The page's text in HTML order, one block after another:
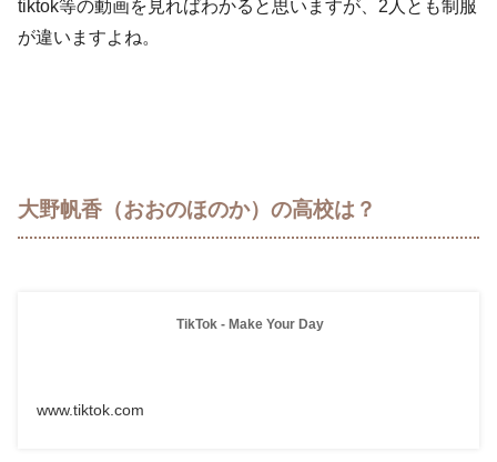
tiktok等の動画を見ればわかると思いますが、2人とも制服
が違いますよね。
大野帆香（おおのほのか）の高校は？
TikTok - Make Your Day
www.tiktok.com